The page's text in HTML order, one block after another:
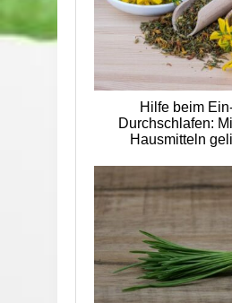
Hilfe beim
Durchschlafen:
Hausmitteln